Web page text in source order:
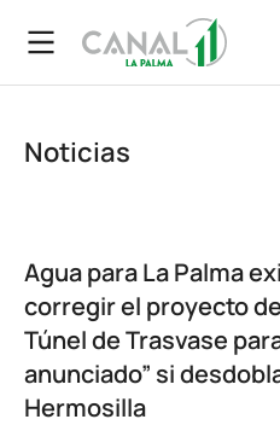
Noticias
Agua para La Palma
corregir el proyecto
Túnel de Trasvase
anunciado” si
Hermosilla